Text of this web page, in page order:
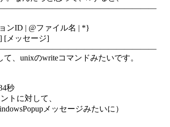
ンID | @ファイル名 | *}
[メッセージ]
、unixのwriteコマンドみたいです。
秒
トに対して、
メッセージみたいに）